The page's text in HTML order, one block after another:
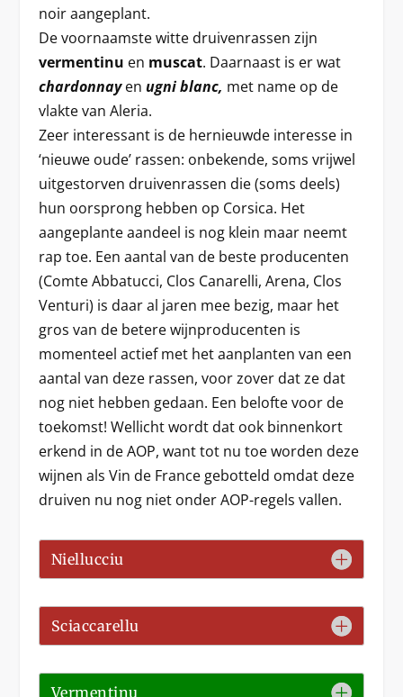
noir aangeplant.
De voornaamste witte druivenrassen zijn
vermentinu en muscat. Daarnaast is er wat
chardonnay en ugni blanc, met name op de
vlakte van Aleria.
Zeer interessant is de hernieuwde interesse in
‘nieuwe oude’ rassen: onbekende, soms vrijwel
uitgestorven druivenrassen die (soms deels)
hun oorsprong hebben op Corsica. Het
aangeplante aandeel is nog klein maar neemt
rap toe. Een aantal van de beste producenten
(Comte Abbatucci, Clos Canarelli, Arena, Clos
Venturi) is daar al jaren mee bezig, maar het
gros van de betere wijnproducenten is
momenteel actief met het aanplanten van een
aantal van deze rassen, voor zover dat ze dat
nog niet hebben gedaan. Een belofte voor de
toekomst! Wellicht wordt dat ook binnenkort
erkend in de AOP, want tot nu toe worden deze
wijnen als Vin de France gebotteld omdat deze
druiven nu nog niet onder AOP-regels vallen.
Niellucciu
Sciaccarellu
Vermentinu